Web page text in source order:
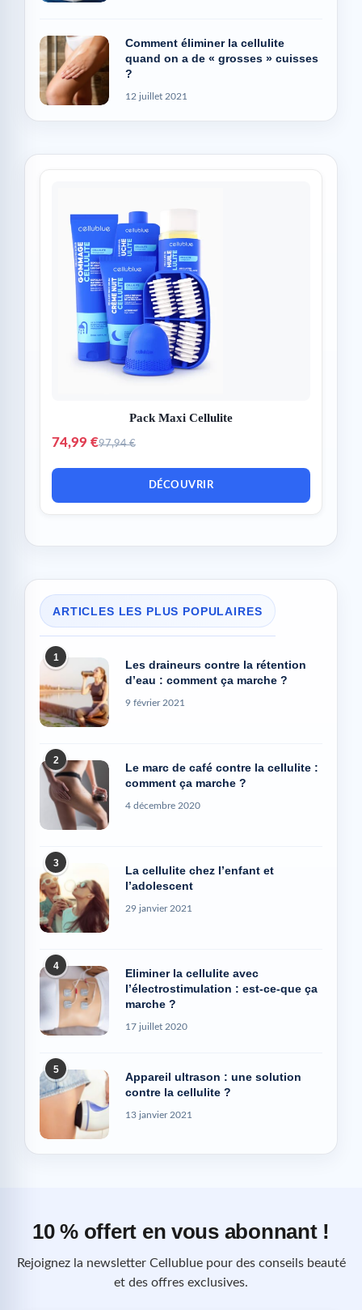
Comment éliminer la cellulite
quand on a de « grosses » cuisses
?
12 juillet 2021
Pack Maxi Cellulite
74,99 €97,94 €
DÉCOUVRIR
ARTICLES LES PLUS POPULAIRES
1
Les draineurs contre la rétention
d’eau : comment ça marche ?
9 février 2021
2
Le marc de café contre la cellulite :
comment ça marche ?
4 décembre 2020
3
La cellulite chez l’enfant et
l’adolescent
29 janvier 2021
4
Eliminer la cellulite avec
l’électrostimulation : est-ce-que ça
marche ?
17 juillet 2020
5
Appareil ultrason : une solution
contre la cellulite ?
13 janvier 2021
10 % offert en vous abonnant !
Rejoignez la newsletter Cellublue pour des conseils beauté
et des offres exclusives.